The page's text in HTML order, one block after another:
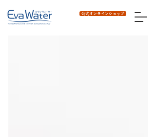
公式オンラインショップ